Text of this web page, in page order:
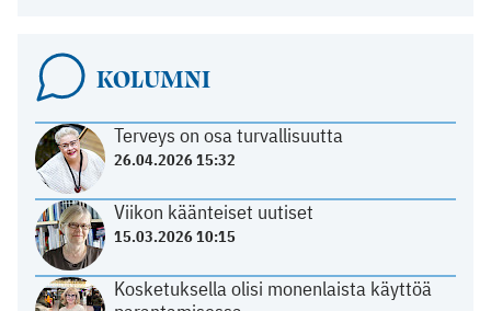
KOLUMNI
Terveys on osa turvallisuutta
26.04.2026 15:32
Viikon käänteiset uutiset
15.03.2026 10:15
Kosketuksella olisi monenlaista käyttöä